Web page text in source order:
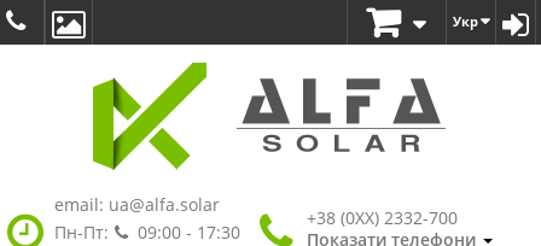
Укр
email: ua@alfa.solar
Пн-Пт:
09:00 - 17:30
+38 (0XX) 2332-700
Показати телефони